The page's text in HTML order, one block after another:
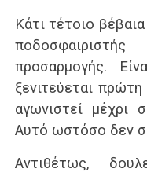
Κάτι τέτοιο
προσαρμογής.
ξενιτεύεται
αγωνιστεί μέχρι
Αυτό ωστόσο δεν
Αντιθέτως,